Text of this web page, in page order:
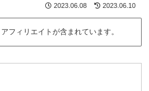
2023.06.08 2023.06.10
フィリエイトが含まれています。